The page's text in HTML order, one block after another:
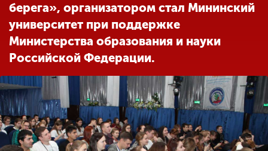
Международная
деятельность
Другие виды
деятельности
Студенческая жизнь
берега», организатором стал Мининский
университет при поддержке
Министерства образования и науки
Российской Федерации.